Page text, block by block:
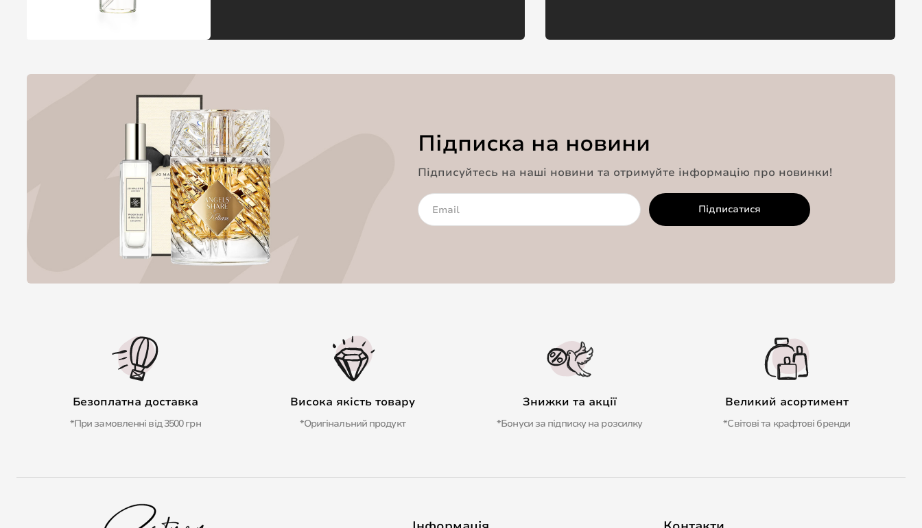
Підписка на новини
Підписуйтесь на наші новини та отримуйте інформацію про новинки!
Підписатися
Безоплатна доставка
*При замовленні від 3500 грн
Висока якість товару
*Оригінальний продукт
Знижки та акції
*Бонуси за підписку на розсилку
Великий асортимент
*Світові та крафтові бренди